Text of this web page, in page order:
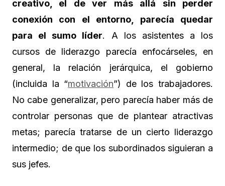
creativo, el de ver más allá sin perder
conexión con el entorno, parecía quedar
para el sumo líder. A los asistentes a los
cursos de liderazgo parecía enfocárseles, en
general, la relación jerárquica, el gobierno
(incluida la “motivación”) de los trabajadores.
No cabe generalizar, pero parecía haber más de
controlar personas que de plantear atractivas
metas; parecía tratarse de un cierto liderazgo
intermedio; de que los subordinados siguieran a
sus jefes.